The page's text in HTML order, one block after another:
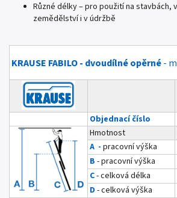
Různé délky– pro použití na stavbách,
zemědělství i v údržbě
KRAUSE FABILO - dvoudílné opěrné-
Objednací číslo
Hmotnost
A - pracovní výška
B - pracovní výška
C- celková délka
D - celková výška